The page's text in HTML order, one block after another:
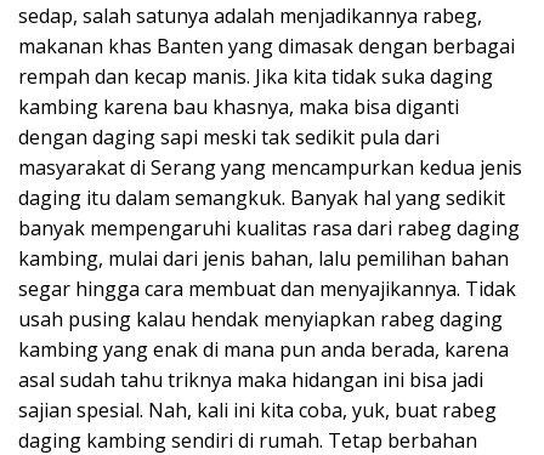
sedap, salah satunya adalah menjadikannya rabeg,
makanan khas Banten yang dimasak dengan berbagai
rempah dan kecap manis. Jika kita tidak suka daging
kambing karena bau khasnya, maka bisa diganti
dengan daging sapi meski tak sedikit pula dari
masyarakat di Serang yang mencampurkan kedua jenis
daging itu dalam semangkuk. Banyak hal yang sedikit
banyak mempengaruhi kualitas rasa dari rabeg daging
kambing, mulai dari jenis bahan, lalu pemilihan bahan
segar hingga cara membuat dan menyajikannya. Tidak
usah pusing kalau hendak menyiapkan rabeg daging
kambing yang enak di mana pun anda berada, karena
asal sudah tahu triknya maka hidangan ini bisa jadi
sajian spesial. Nah, kali ini kita coba, yuk, buat rabeg
daging kambing sendiri di rumah. Tetap berbahan